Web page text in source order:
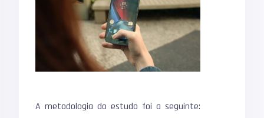
A metodologia do estudo foi a seguinte: